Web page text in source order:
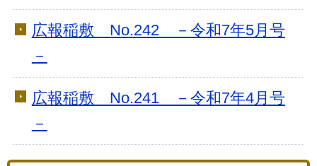
広報稲敷 No.242 －令和7年5月号
－
広報稲敷 No.241 －令和7年4月号
－